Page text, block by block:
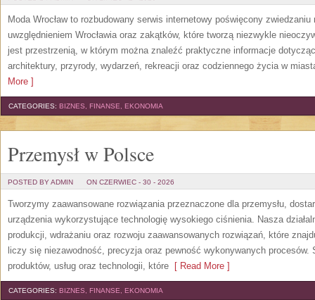
Moda Wrocław to rozbudowany serwis internetowy poświęcony
uwzględnieniem Wrocławia oraz zakątków, które tworzą niezwykle
jest przestrzenią, w którym można znaleźć praktyczne informacje
architektury, przyrody, wydarzeń, rekreacji oraz codziennego życia w
More ]
CATEGORIES: BIZNES, FINANSE, EKONOMIA
Przemysł w Polsce
POSTED BY ADMIN ON CZERWIEC - 30 - 2026
Tworzymy zaawansowane rozwiązania przeznaczone dla przemysłu,
urządzenia wykorzystujące technologię wysokiego ciśnienia. Nasza
produkcji, wdrażaniu oraz rozwoju zaawansowanych rozwiązań, które
liczy się niezawodność, precyzja oraz pewność wykonywanych procesów.
produktów, usług oraz technologii, które [ Read More ]
CATEGORIES: BIZNES, FINANSE, EKONOMIA